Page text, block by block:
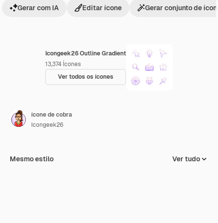
Icongeek26 Outline Gradient
13,374 Ícones
Ver todos os ícones
Gerar com IA Editar ícone Gerar conjunto de
ícone de cobra
Icongeek26
Mesmo estilo Ver tudo